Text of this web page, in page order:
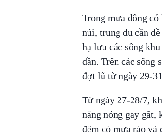
Trong mưa dông
núi, trung du cần
hạ lưu các sông
dần. Trên các sông
đợt lũ từ ngày 29-
Từ ngày 27-28/7,
nắng nóng gay gắt,
đêm có mưa rào và